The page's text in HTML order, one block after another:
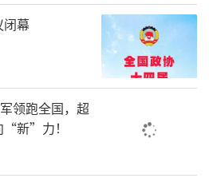
建设体系。从顶层机制设
技，再到升级的现代海洋
清晰感知山东从海洋大省
步伐与系统思维。
闭幕
领跑全国，超
“新”力！